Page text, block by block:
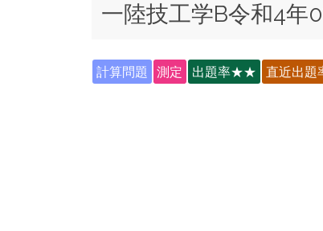
一陸技工学B令和4年
計算問題 測定 出題率★★ 直近出